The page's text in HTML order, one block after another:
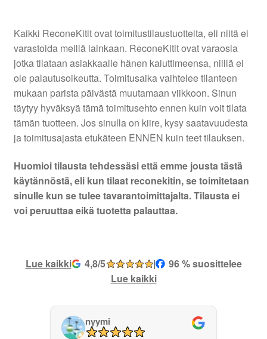
Kaikki ReconeKitit ovat toimitustilaustuotteita, eli niitä ei
varastoida meillä lainkaan. ReconeKitit ovat varaosia
jotka tilataan asiakkaalle hänen kaiuttimeensa, niillä ei
ole palautusoikeutta. Toimitusaika vaihtelee tilanteen
mukaan parista päivästä muutamaan viikkoon. Sinun
täytyy hyväksyä tämä toimitusehto ennen kuin voit tilata
tämän tuotteen. Jos sinulla on kiire, kysy saatavuudesta
ja toimitusajasta etukäteen ENNEN kuin teet tilauksen.
Huomioi tilausta tehdessäsi että emme jousta tästä
käytännöstä, eli kun tilaat reconekitin, se toimitetaan
sinulle kun se tulee tavarantoimittajalta. Tilausta ei
voi peruuttaa eikä tuotetta palauttaa.
Lue kaikki 4,8/5 |
96 % suosittelee
Lue kaikki
nyymi